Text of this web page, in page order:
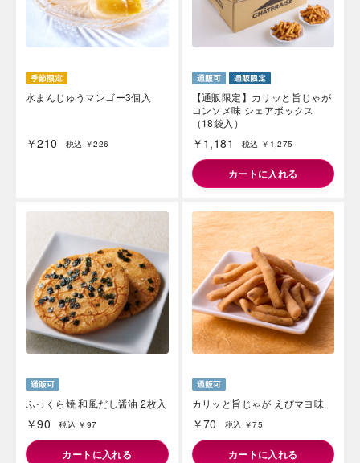
水まんじゅうマンゴー3個入
￥210 税込 ￥226
【通販限定】カリッと旨じゃが
コンソメ味 シェアボックス
（18袋入）
￥1,181 税込 ￥1,275
カートに入れる
ふっくら焼 和風だし醤油 2枚入
￥90 税込 ￥97
カートに入れる
カリッと旨じゃが えびマヨ味
￥70 税込 ￥75
カートに入れる
岳や末広がりを意味す
やつ時」という意味を込
雄大な八ヶ岳山麓の自
れる、こだわりのスイー
い。
海外 Overseas shops
Indonesia
Singapore
Malaysia
Hong Kong
UAE
Thailand
Vietnam